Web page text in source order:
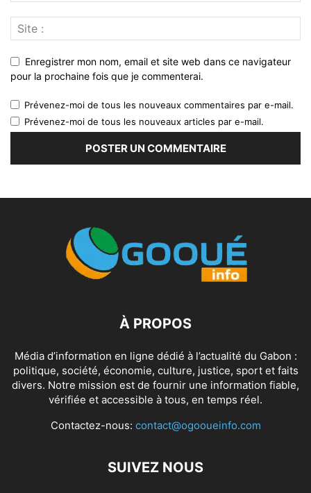
Enregistrer mon nom, email et site web dans ce navigateur
pour la prochaine fois que je commenterai.
Prévenez-moi de tous les nouveaux commentaires par e-mail.
Prévenez-moi de tous les nouveaux articles par e-mail.
À PROPOS
Média d’information en ligne dédié à l’actualité du Gabon :
politique, société, économie, culture, justice, sport et faits
divers. Notre mission est de fournir une information fiable,
vérifiée et accessible à tous, en temps réel.
Contactez-nous: contact@ogooueinfo.com
SUIVEZ NOUS